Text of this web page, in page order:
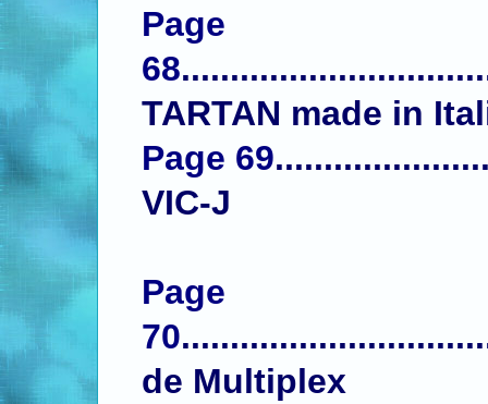
Page
68...
TARTAN made in
Page 69
VIC-J
Page
70.
de Multiplex